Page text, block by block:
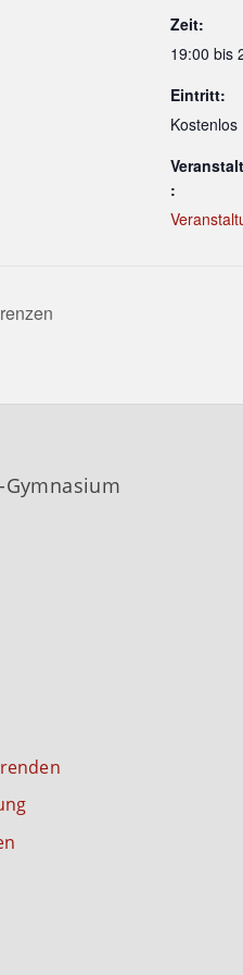
Zeit:
19:00 bis
Eintritt:
Kostenlos
:
Gymnasium